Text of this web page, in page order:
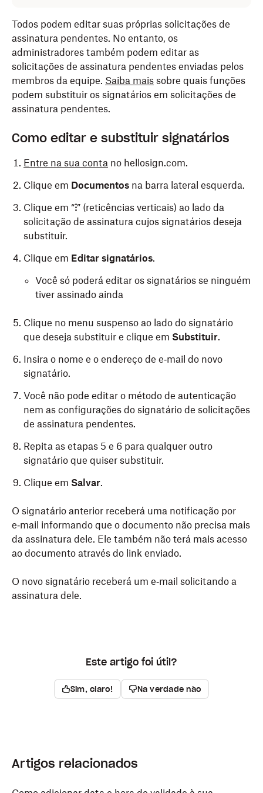
Todos podem editar suas próprias solicitações de
assinatura pendentes. No entanto, os
administradores também podem editar as
solicitações de assinatura pendentes enviadas pelos
membros da equipe. Saiba mais sobre quais funções
podem substituir os signatários em solicitações de
assinatura pendentes.
Como editar e substituir signatários
Entre na sua conta no hellosign.com.
Clique em Documentos na barra lateral esquerda.
Clique em “⁝” (reticências verticais) ao lado da
solicitação de assinatura cujos signatários deseja
substituir.
Clique em Editar signatários.
Você só poderá editar os signatários se ninguém
tiver assinado ainda
Clique no menu suspenso ao lado do signatário
que deseja substituir e clique em Substituir.
Insira o nome e o endereço de e‑mail do novo
signatário.
Você não pode editar o método de autenticação
nem as configurações do signatário de solicitações
de assinatura pendentes.
Repita as etapas 5 e 6 para qualquer outro
signatário que quiser substituir.
Clique em Salvar.
O signatário anterior receberá uma notificação por
e‑mail informando que o documento não precisa mais
da assinatura dele. Ele também não terá mais acesso
ao documento através do link enviado.
O novo signatário receberá um e‑mail solicitando a
assinatura dele.
Este artigo foi útil?
Sim, claro! Na verdade não
Artigos relacionados